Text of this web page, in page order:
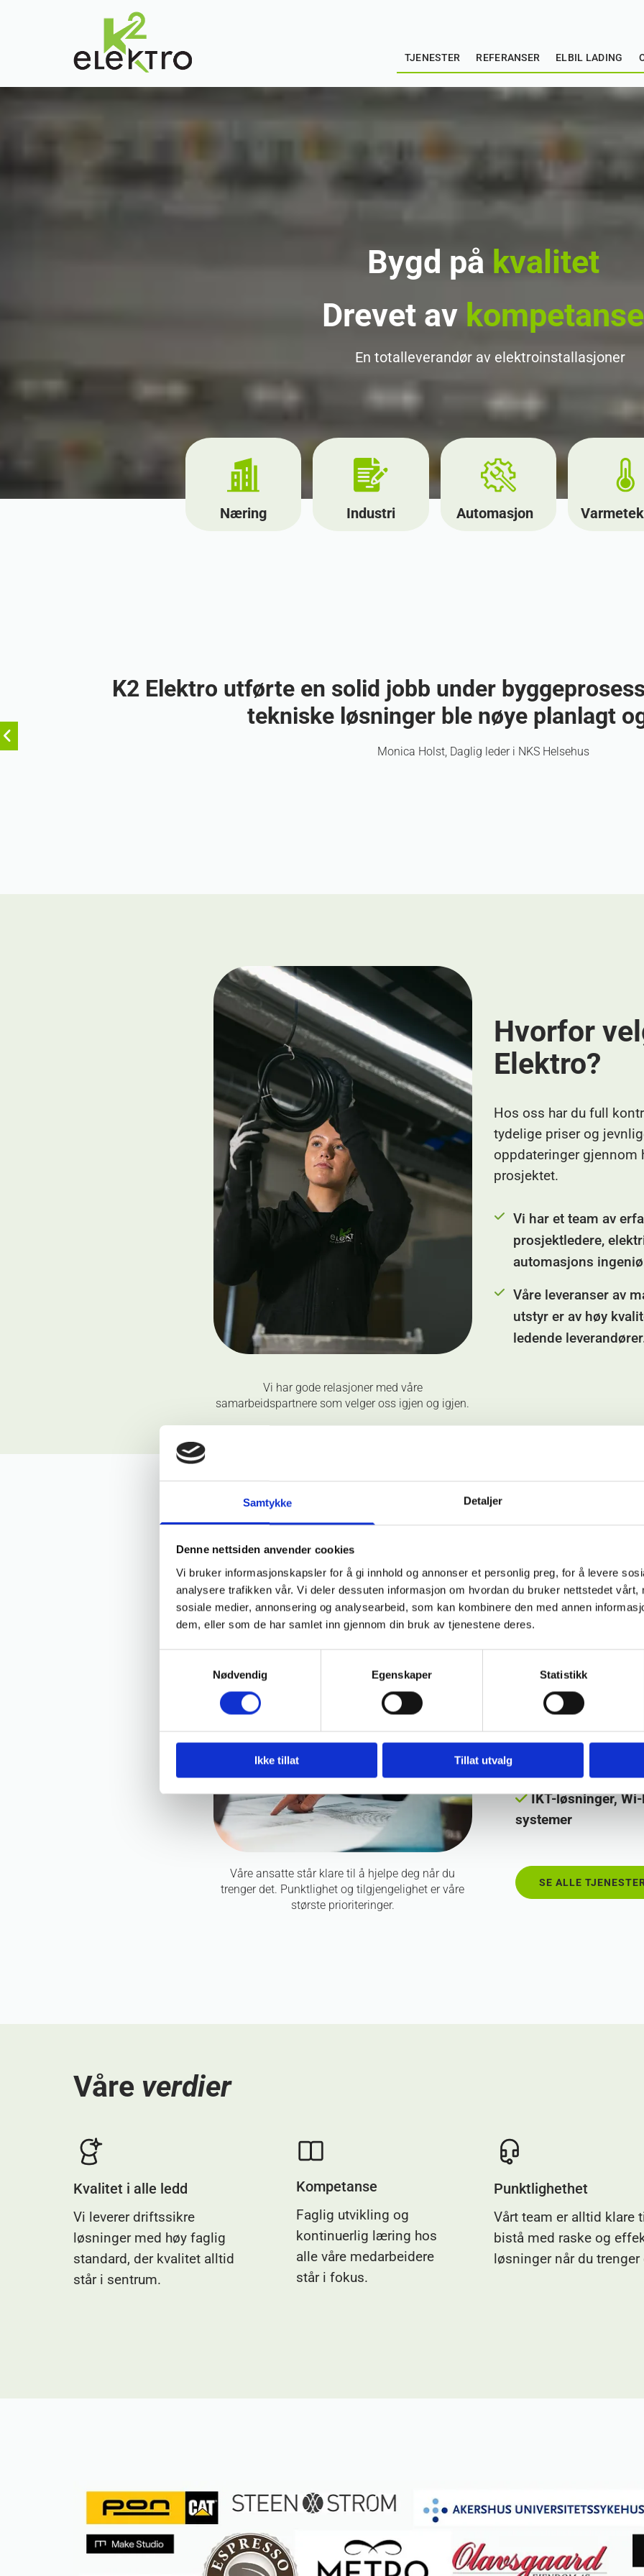
Samtykke Detaljer
Denne nettsiden anvender cookies
Vi bruker informasjonskapsler for å gi innhold og annonser et personlig preg, for å levere
analysere trafikken vår. Vi deler dessuten informasjon om hvordan du bruker nettstedet vårt,
sosiale medier, annonsering og analysearbeid, som kan kombinere den med annen
dem, eller som de har samlet inn gjennom din bruk av tjenestene deres.
Nødvendig
Egenskaper Statistikk
Ikke tillat Tillat utvalg
TJENESTER REFERANSER ELBIL LADING
Bygd på kvalitet
Drevet av kompetanse
En totalleverandør av elektroinstallasjoner
Næring Industri Automasjon
K2 Elektro utførte en solid jobb under
tekniske løsninger ble nøye planlagt
Monica Holst, Daglig leder i NKS Helsehus
Vi har gode relasjoner med våre
samarbeidspartnere som velger oss igjen og igjen.
Hvorfor
Elektro?
Hos oss har du full
tydelige priser og
oppdateringer gjennom
prosjektet.
Vi har et team av
prosjektledere,
automasjons
Våre leveranser av
utstyr er av høy
ledende
Våre ansatte står klare til å hjelpe deg når du
trenger det. Punktlighet og tilgjengelighet er våre
største prioriteringer.
Noen av
tjenester:
 Nybygg og
næringsbygg
EX-områder
 Generator
Adgangskontroll
 IKT-løsninger,
systemer
SE ALLE
Våre verdier
Kvalitet i alle ledd
Vi leverer driftssikre
løsninger med høy faglig
standard, der kvalitet alltid
står i sentrum.
Kompetanse
Faglig utvikling og
kontinuerlig læring hos
alle våre medarbeidere
står i fokus.
Punktlighethet
Vårt team er alltid klare
bistå med raske og
løsninger når du trenger